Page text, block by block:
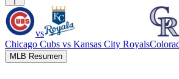
vs
Chicago Cubs vs Kansas City Royals
MLB Resumen